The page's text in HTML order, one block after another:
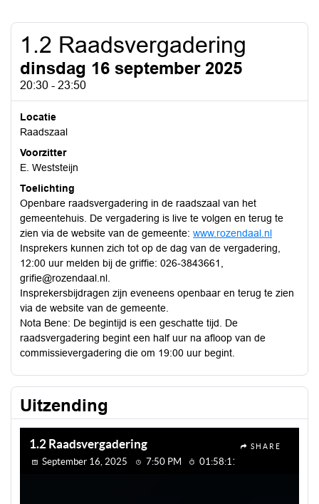
1.2 Raadsvergadering
dinsdag 16 september 2025
20:30 - 23:50
Locatie
Raadszaal
Voorzitter
E. Weststeijn
Toelichting
Openbare raadsvergadering in de raadszaal van het
gemeentehuis. De vergadering is live te volgen en terug te
zien via de website van de gemeente: www.rozendaal.nl
Insprekers kunnen zich tot op de dag van de vergadering,
12:00 uur melden bij de griffie: 026-3843661,
grifie@rozendaal.nl.
Insprekersbijdragen zijn eveneens openbaar en terug te zien
via de website van de gemeente.
Nota Bene: De begintijd is een geschatte tijd. De
raadsvergadering begint een half uur na afloop van de
commissievergadering die om 19:00 uur begint.
Uitzending